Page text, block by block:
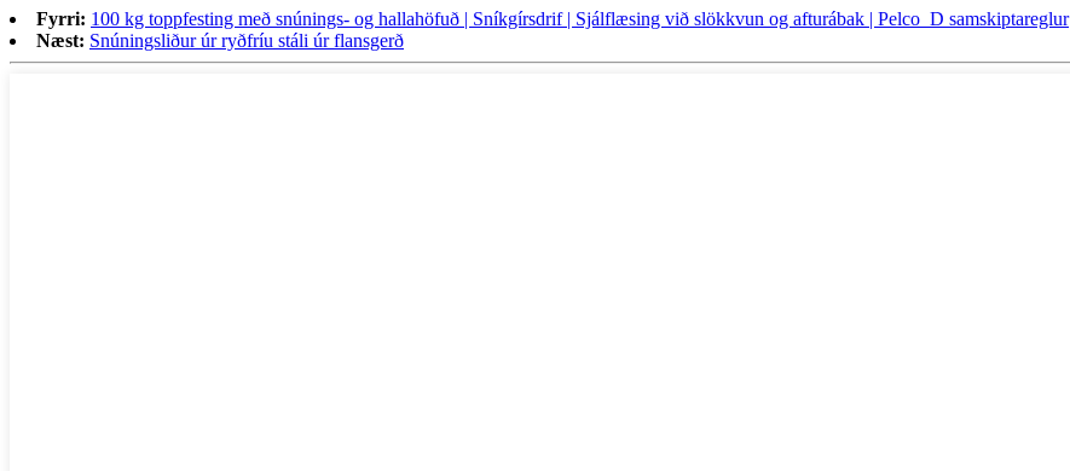
Fyrri: 100 kg toppfesting með snúnings- og hallahöfuð | Sníkgírsdrif | Sjálflæsing við slökkvun og afturábak | Pelco_D samskiptareglur
Næst: Snúningsliður úr ryðfríu stáli úr flansgerð